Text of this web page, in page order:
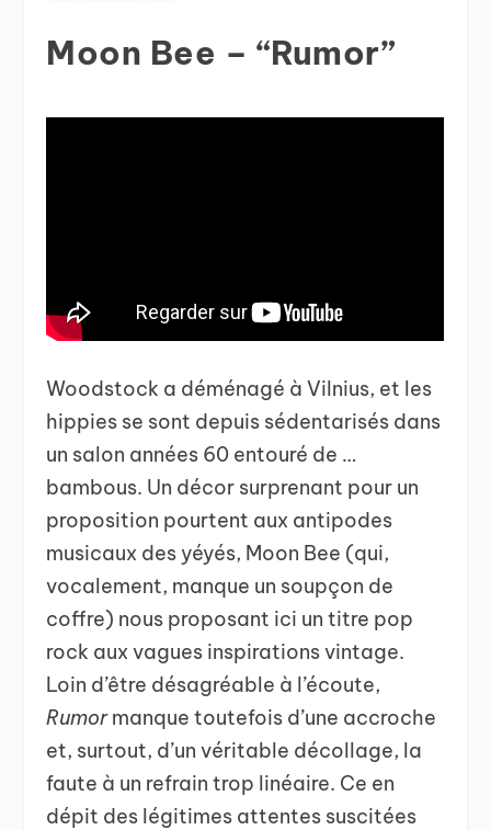
Moon Bee – “Rumor”
Woodstock a déménagé à Vilnius, et les
hippies se sont depuis sédentarisés dans
un salon années 60 entouré de …
bambous. Un décor surprenant pour un
proposition pourtent aux antipodes
musicaux des yéyés, Moon Bee (qui,
vocalement, manque un soupçon de
coffre) nous proposant ici un titre pop
rock aux vagues inspirations vintage.
Loin d’être désagréable à l’écoute,
Rumormanque toutefois d’une accroche
et, surtout, d’un véritable décollage, la
faute à un refrain trop linéaire. Ce en
dépit des légitimes attentes suscitées